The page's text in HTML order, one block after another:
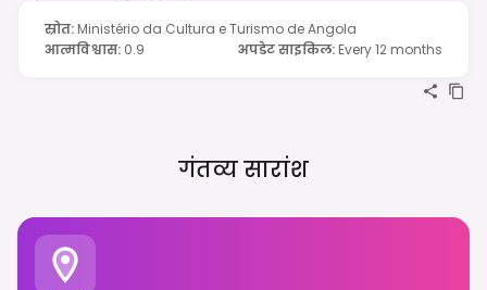
स्रोत: Ministério da Cultura e Turismo de Angola
आत्मविश्वास: 0.9 अपडेट साइकिल: Every 12 months
गंतव्य सारांश